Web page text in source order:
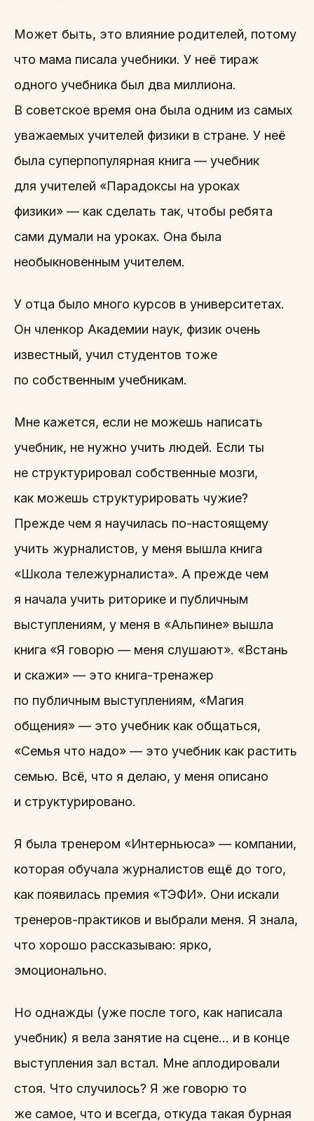
Может быть, это влияние родителей, потому
что мама писала учебники. У неё тираж
одного учебника был два миллиона.
В советское время она была одним из самых
уважаемых учителей физики в стране. У неё
была суперпопулярная книга — учебник
для учителей «Парадоксы на уроках
физики» — как сделать так, чтобы ребята
сами думали на уроках. Она была
необыкновенным учителем.
У отца было много курсов в университетах.
Он членкор Академии наук, физик очень
известный, учил студентов тоже
по собственным учебникам.
Мне кажется, если не можешь написать
учебник, не нужно учить людей. Если ты
не структурировал собственные мозги,
как можешь структурировать чужие?
Прежде чем я научилась по-настоящему
учить журналистов, у меня вышла книга
«Школа тележурналиста». А прежде чем
я начала учить риторике и публичным
выступлениям, у меня в «Альпине» вышла
книга «Я говорю — меня слушают». «Встань
и скажи» — это книга-тренажер
по публичным выступлениям, «Магия
общения» — это учебник как общаться,
«Семья что надо» — это учебник как растить
семью. Всё, что я делаю, у меня описано
и структурировано.
Я была тренером «Интерньюса» — компании,
которая обучала журналистов ещё до того,
как появилась премия «ТЭФИ». Они искали
тренеров-практиков и выбрали меня. Я знала,
что хорошо рассказываю: ярко,
эмоционально.
Но однажды (уже после того, как написала
учебник) я вела занятие на сцене… и в конце
выступления зал встал. Мне аплодировали
стоя. Что случилось? Я же говорю то
же самое, что и всегда, откуда такая бурная